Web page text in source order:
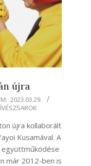
újra
2023.03.29.
újra kollaborált
Kusamával. A
együttműködése
már 2012-ben is